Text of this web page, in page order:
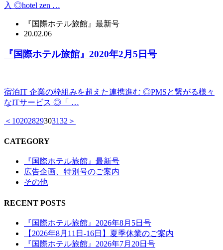
入 ◎hotel zen …
『国際ホテル旅館』最新号
20.02.06
『国際ホテル旅館』2020年2月5日号
宿泊IT 企業の枠組みを超えた連携進む ◎PMSと繋がる様々
なITサービス ◎「 …
＜ 10202829303132 ＞
CATEGORY
『国際ホテル旅館』最新号
広告企画、特別号のご案内
その他
RECENT POSTS
『国際ホテル旅館』2026年8月5日号
【2026年8月11日‐16日】夏季休業のご案内
『国際ホテル旅館』2026年7月20日号